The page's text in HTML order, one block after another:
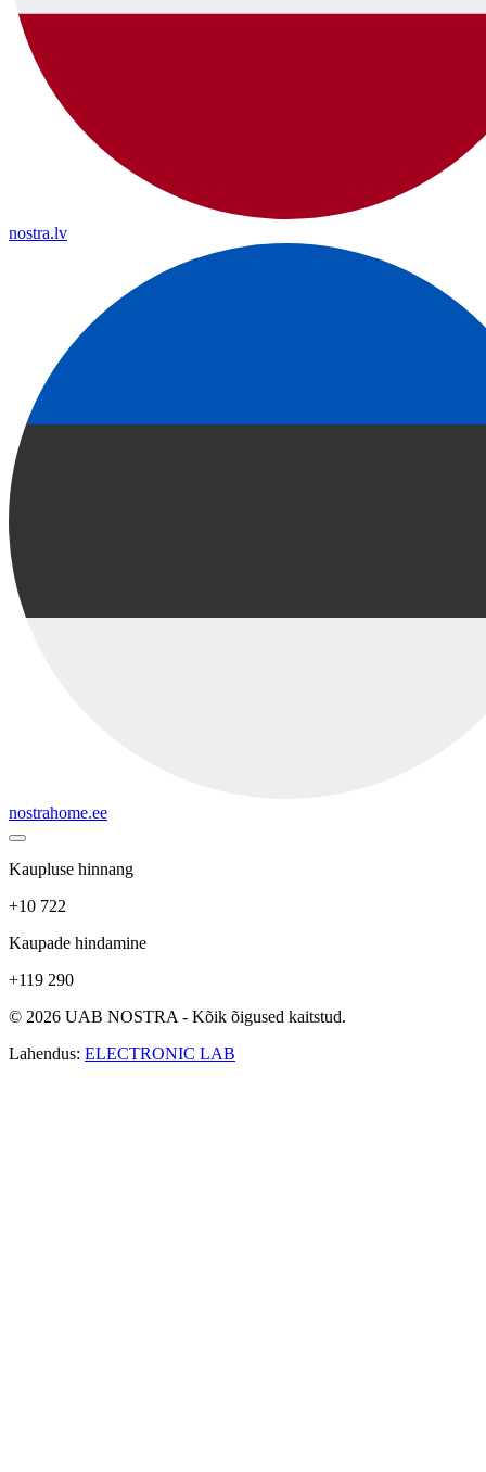
nostra.lv
nostrahome.ee
Kaupluse hinnang
+10 722
Kaupade hindamine
+119 290
© 2026 UAB NOSTRA - Kõik õigused kaitstud.
Lahendus: ELECTRONIC LAB